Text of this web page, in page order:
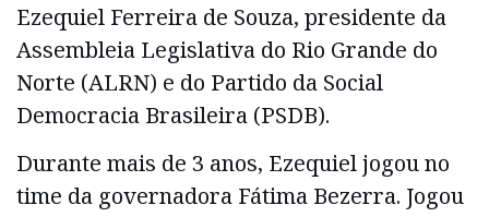
Ezequiel Ferreira de Souza, presidente da
Assembleia Legislativa do Rio Grande do
Norte (ALRN) e do Partido da Social
Democracia Brasileira (PSDB).
Durante mais de 3 anos, Ezequiel jogou no
time da governadora Fátima Bezerra. Jogou